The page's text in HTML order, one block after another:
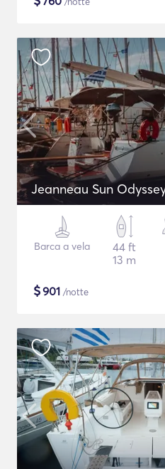
Jeanneau Sun
Barca a vela
44 ft
13 m
$901 /notte